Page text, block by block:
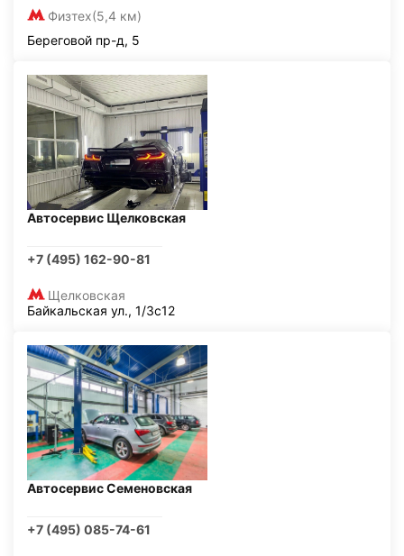
Физтех(5,4 км)
Береговой пр-д, 5
Автосервис Щелковская
+7 (495) 162-90-81
Щелковская
Байкальская ул., 1/3с12
Автосервис Семеновская
+7 (495) 085-74-61